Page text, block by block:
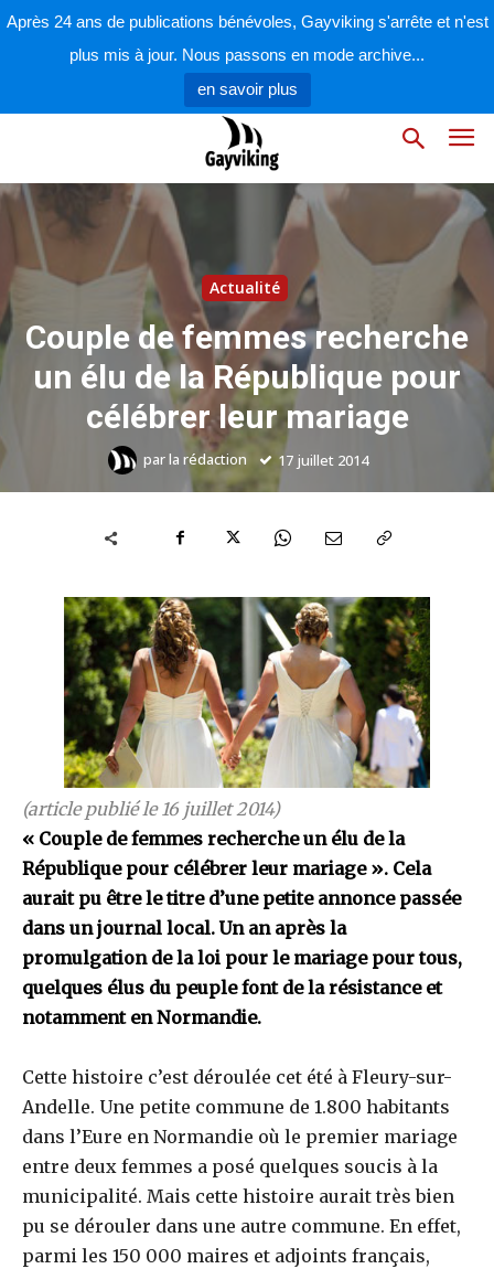
Après 24 ans de publications bénévoles, Gayviking s'arrête et n'est
plus mis à jour. Nous passons en mode archive...
en savoir plus
Actualité
Couple de femmes recherche
un élu de la République pour
célébrer leur mariage
parla rédaction 17 juillet 2014
(article publié le 16 juillet 2014)
« Couple de femmes recherche un élu de la
République pour célébrer leur mariage ». Cela
aurait pu être le titre d’une petite annonce passée
dans un journal local. Un an après la
promulgation de la loi pour le mariage pour tous,
quelques élus du peuple font de la résistance et
notamment en Normandie.
Cette histoire c’est déroulée cet été à Fleury-sur-
Andelle. Une petite commune de 1.800 habitants
dans l’Eure en Normandie où le premier mariage
entre deux femmes a posé quelques soucis à la
municipalité. Mais cette histoire aurait très bien
pu se dérouler dans une autre commune. En effet,
parmi les 150 000 maires et adjoints français,